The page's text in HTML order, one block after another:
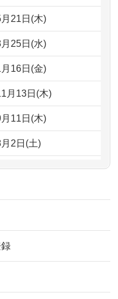
見守ってくれてあり
ちの供養をしてい
雛人形です、供養
引き取ってくださ
ただけると思った
きちんと供養して
形以外はどうして
ても良いですか？
21日(木)
25日(水)
16日(金)
月13日(木)
11日(木)
2日(土)
20日(金)
28日(金)
17日(金)
月17日(木)